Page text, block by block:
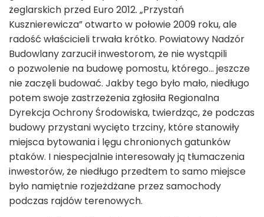
żeglarskich przed Euro 2012. „Przystań
Kusznierewicza” otwarto w połowie 2009 roku, ale
radość właścicieli trwała krótko. Powiatowy Nadzór
Budowlany zarzucił inwestorom, że nie wystąpili
o pozwolenie na budowę pomostu, którego... jeszcze
nie zaczęli budować. Jakby tego było mało, niedługo
potem swoje zastrzeżenia zgłosiła Regionalna
Dyrekcja Ochrony Środowiska, twierdząc, że podczas
budowy przystani wycięto trzciny, które stanowiły
miejsca bytowania i lęgu chronionych gatunków
ptaków. I niespecjalnie interesowały ją tłumaczenia
inwestorów, że niedługo przedtem to samo miejsce
było namiętnie rozjeżdżane przez samochody
podczas rajdów terenowych.